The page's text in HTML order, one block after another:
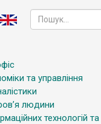
та управління
людини
технологій та